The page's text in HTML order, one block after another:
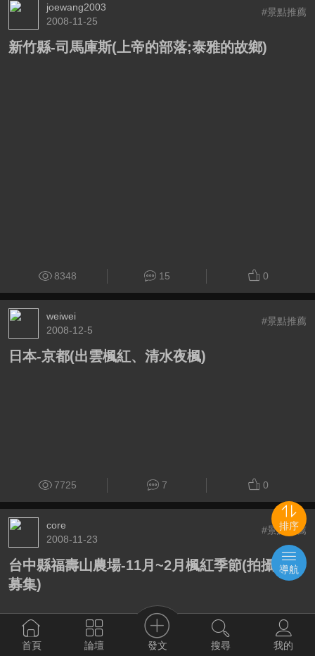
joewang2003
2008-11-25
#景點推薦
新竹縣-司馬庫斯(上帝的部落;泰雅的故鄉)
8348 15 0
weiwei
2008-12-5
#景點推薦
日本-京都(出雲楓紅、清水夜楓)
7725 7 0
core
2008-11-23
#景點推薦
台中縣福壽山農場-11月~2月楓紅季節(拍攝團隊
募集)
首頁 論壇 發文 搜尋 我的
排序
導航